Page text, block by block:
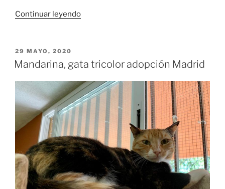
Continuar leyendo«Abu,
Madrid»
PUBLICADO
EL
29 MAYO, 2020
Mandarina, gata tricolor adopción Madrid